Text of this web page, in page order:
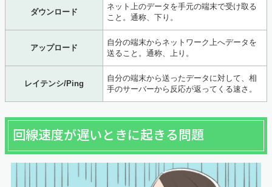
ダウンロード
ネット上のデータを手元の端末で受け取る
こと。通称、下り。
アップロード
自分の端末から ネットワーク上へデータを
送ること。通称、上り。
レイテンシ/Ping
自分の端末から送ったデータに対して、相
手のサーバーから反応が返ってくる速さ。
回線速度が遅いときに起きる問題